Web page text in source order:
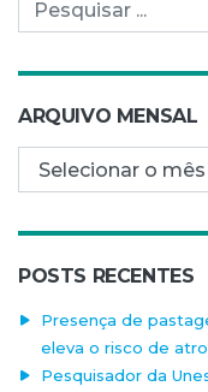
ARQUIVO MENSAL
Arquivo mensal
POSTS RECENTES
Presença de
eleva o risco de
Pesquisador da